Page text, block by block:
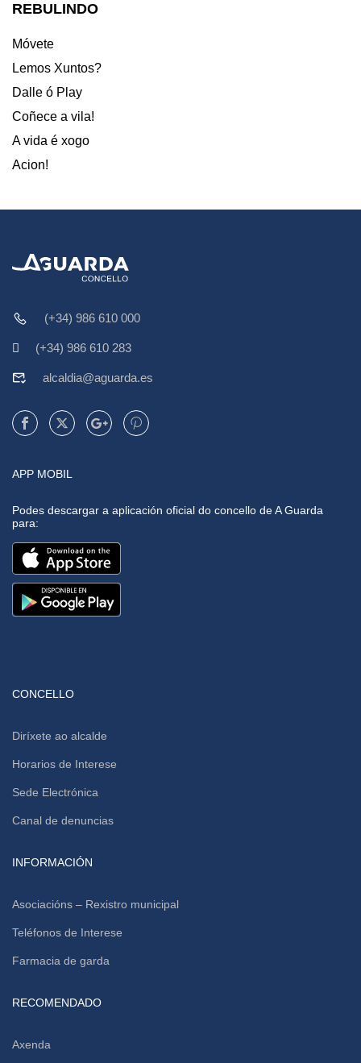
REBULINDO
Móvete
Lemos Xuntos?
Dalle ó Play
Coñece a vila!
A vida é xogo
Acion!
(+34) 986 610 000
(+34) 986 610 283
alcaldia@aguarda.es
APP MOBIL
Podes descargar a aplicación oficial do concello de A Guarda
para:
CONCELLO
Diríxete ao alcalde
Horarios de Interese
Sede Electrónica
Canal de denuncias
INFORMACIÓN
Asociacións – Rexistro municipal
Teléfonos de Interese
Farmacia de garda
RECOMENDADO
Axenda